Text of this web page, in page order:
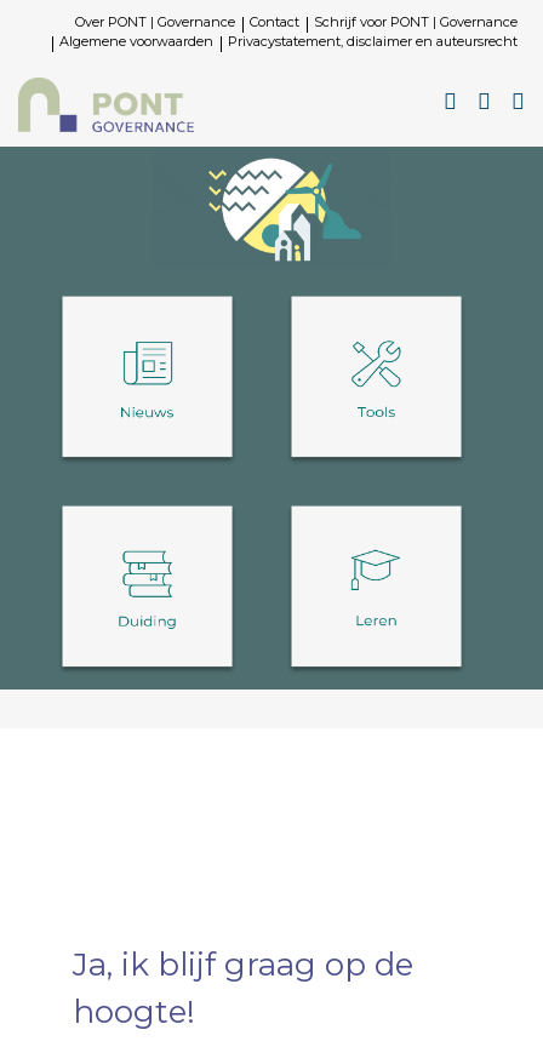
Over PONT | Governance Contact
Schrijf voor PONT | Governance
Algemene voorwaarden
Privacystatement, disclaimer en auteursrecht
Ja, ik blijf graag op de
hoogte!